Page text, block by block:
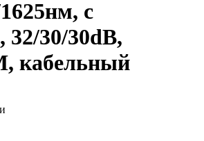
с
30/30dB,
кабельный